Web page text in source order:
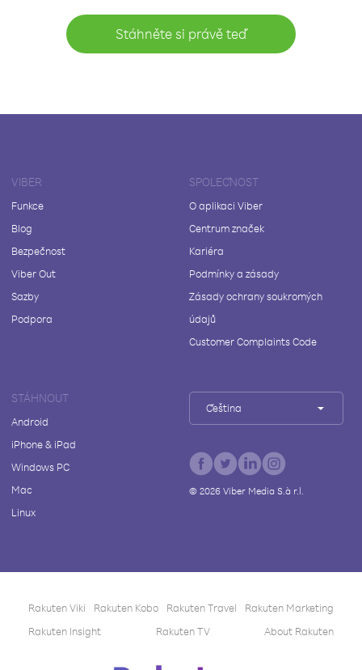
Stáhněte si právě teď
VIBER
Funkce
Blog
Bezpečnost
Viber Out
Sazby
Podpora
SPOLEČNOST
O aplikaci Viber
Centrum značek
Kariéra
Podmínky a zásady
Zásady ochrany soukromých
údajů
Customer Complaints Code
STÁHNOUT
Android
iPhone & iPad
Windows PC
Mac
Linux
Čeština
© 2026Viber Media S.à r.l.
Rakuten Viki Rakuten Kobo Rakuten Travel
Rakuten Marketing
Rakuten Insight
Rakuten TV About Rakuten